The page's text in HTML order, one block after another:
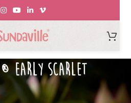
EARLY SCARLET
14cm (rek) Toont alle 2 resultaten